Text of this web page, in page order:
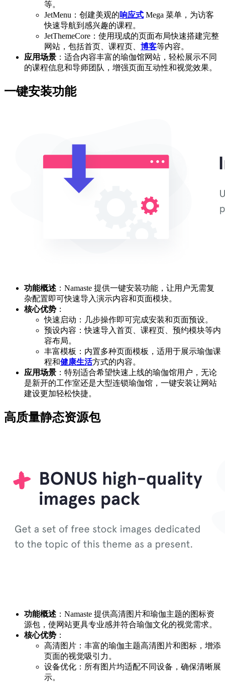
等。
JetMenu：创建美观的响应式 Mega 菜单，为访客
快速导航到感兴趣的课程。
JetThemeCore：使用现成的页面布局快速搭建完整
网站，包括首页、课程页、 博客等内容。
应用场景 ：适合内容丰富的瑜伽馆网站，轻松展示不同
的课程信息和导师团队，增强页面互动性和视觉效果。
一键安装功能
功能概述 ：Namaste 提供一键安装功能，让用户无需复
杂配置即可快速导入演示内容和页面模块。
核心优势 ：
快速启动：几步操作即可完成安装和页面预设。
预设内容：快速导入首页、课程页、预约模块等内
容布局。
丰富模板：内置多种页面模板，适用于展示瑜伽课
程和健康生活方式的内容。
应用场景 ：特别适合希望快速上线的瑜伽馆用户，无论
是新开的工作室还是大型连锁瑜伽馆，一键安装让网站
建设更加轻松快捷。
高质量静态资源包
功能概述 ：Namaste 提供高清图片和瑜伽主题的图标资
源包，使网站更具专业感并符合瑜伽文化的视觉需求。
核心优势 ：
高清图片：丰富的瑜伽主题高清图片和图标，增添
页面的视觉吸引力。
设备优化：所有图片均适配不同设备，确保清晰展
示。